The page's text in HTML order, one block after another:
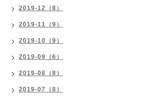
2019-12（8）
2019-11（9）
2019-10（9）
2019-09（6）
2019-08（8）
2019-07（8）